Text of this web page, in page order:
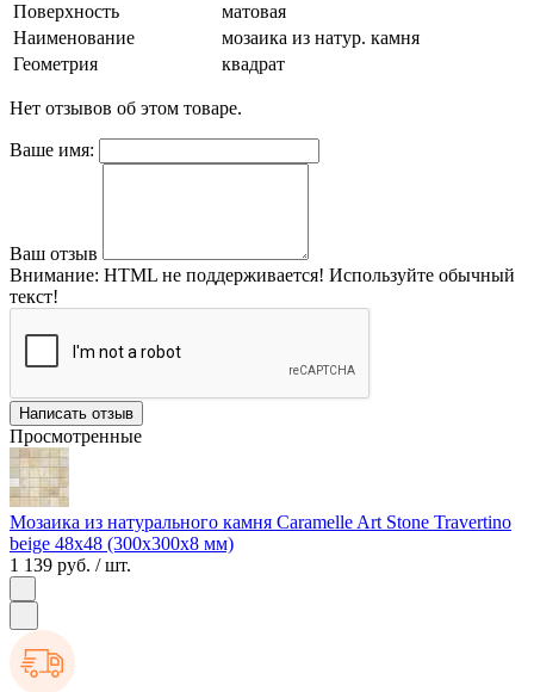
Поверхность
матовая
Наименование
мозаика из натур. камня
Геометрия
квадрат
Нет отзывов об этом товаре.
Ваше имя:
Ваш отзыв
Внимание: HTML не поддерживается! Используйте обычный
текст!
Написать отзыв
Просмотренные
Мозаика из натурального камня Caramelle Art Stone Travertino
beige 48х48 (300х300х8 мм)
1 139 руб. / шт.